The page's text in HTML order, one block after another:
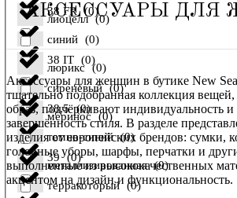
38 FR (0)
38 IT (0)
38,5 (0)
39 (0)
синий (0)
сиреневый (0)
темно-синий (0)
терракоторый (0)
лиоцелл (0)
люрикс (0)
меринос (0)
металлизированная (0)
АКСЕССУАРЫ ДЛЯ
Аксессуары для женщин в бутике New
тщательно подобранная коллекция
образ, подчёркивают индивидуальность и
завершённость стиля. В разделе
изделия от европейских брендов: сумки,
головные уборы, шарфы, перчатки и
выполненные из высококачественных
акцентом на дизайн и функциональность.